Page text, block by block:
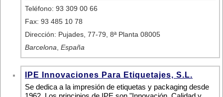
Teléfono: 93 309 00 66
Fax: 93 485 10 78
Dirección: Pujades, 77-79, 8ª Planta 08005
Barcelona España
IPE Innovaciones Para Etiquetajes, S.L.
Se dedica a la impresión de etiquetas y packaging desde